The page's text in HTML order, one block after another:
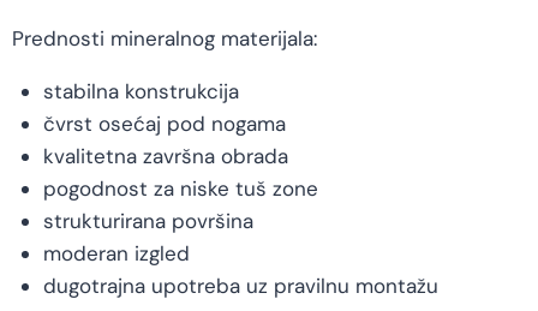
Prednosti mineralnog materijala:
stabilna konstrukcija
čvrst osećaj pod nogama
kvalitetna završna obrada
pogodnost za niske tuš zone
strukturirana površina
moderan izgled
dugotrajna upotreba uz pravilnu montažu